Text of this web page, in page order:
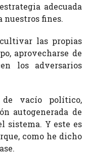
adecuada
nuestros fines.
las propias
aprovecharse de
los adversarios
de vacío político,
autogenerada de
sistema. Y este es
como he dicho